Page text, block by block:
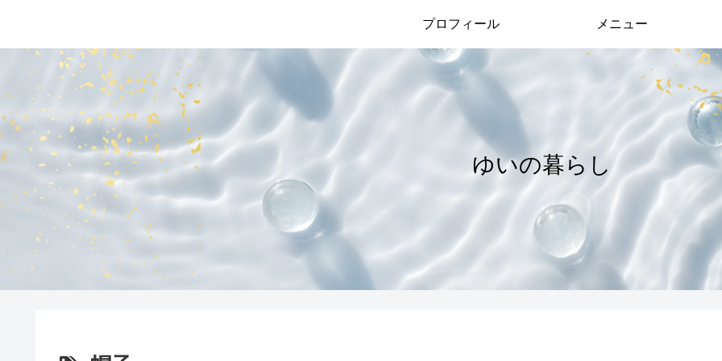
ゆいの暮らし
プロフィール メニュー